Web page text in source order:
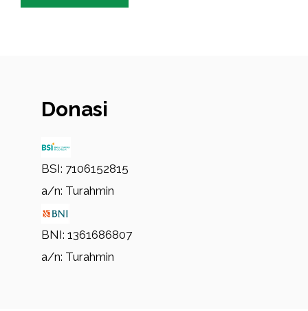
Donasi
BSI: 7106152815
a/n: Turahmin
BNI: 1361686807
a/n: Turahmin